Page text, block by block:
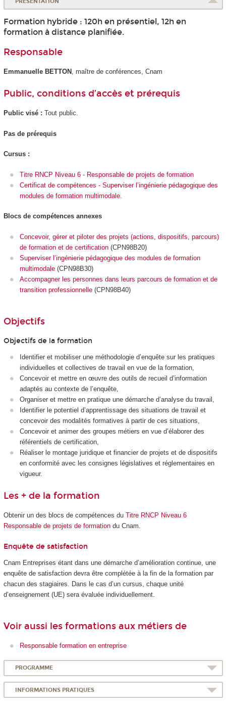
PRÉSENTATION
Formation hybride : 120h en présentiel, 12h en
formation à distance planifiée.
Responsable
Emmanuelle BETTON , maître de conférences, Cnam
Public, conditions d’accès et prérequis
Public visé : Tout public.
Pas de prérequis
Cursus :
Titre RNCP Niveau 6 - Responsable de projets de formation
Certificat de compétences - Superviser l’ingénierie pédagogique des
modules de formation multimodale
Blocs de compétences annexes
Concevoir, gérer et piloter des projets (actions, dispositifs, parcours)
de formation et de certification (CPN98B20)
Superviser l’ingénierie pédagogique des modules de formation
multimodale (CPN98B30)
Accompagner les personnes dans leurs parcours de formation et de
transition professionnelle (CPN98B40)
Objectifs
Objectifs de la formation
Identifier et mobiliser une méthodologie d’enquête sur les pratiques
individuelles et collectives de travail en vue de la formation,
Concevoir et mettre en œuvre des outils de recueil d’information
adaptés au contexte de l’enquête,
Organiser et mettre en pratique une démarche d’analyse du travail,
Identifier le potentiel d’apprentissage des situations de travail et
concevoir des modalités formatives à partir de ces situations,
Concevoir et animer des groupes métiers en vue d’élaborer des
référentiels de certification,
Réaliser le montage juridique et financier de projets et de dispositifs
en conformité avec les consignes législatives et réglementaires en
vigueur.
Les + de la formation
Obtenir un des blocs de compétences du Titre RNCP Niveau 6
Responsable de projets de formationdu Cnam.
Enquête de satisfaction
Cnam Entreprises étant dans une démarche d’amélioration continue, une
enquête de satisfaction devra être complétée à la fin de la formation par
chacun des stagiaires. Dans le cas d’un cursus, chaque unité
d’enseignement (UE) sera évaluée individuellement.
Voir aussi les formations aux métiers de
Responsable formation en entreprise
PROGRAMME
INFORMATIONS PRATIQUES